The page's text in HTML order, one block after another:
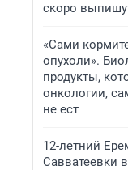
скоро
«Сами
опухоли».
продукты,
онкологии,
не ест
12-летний
Савватеевки